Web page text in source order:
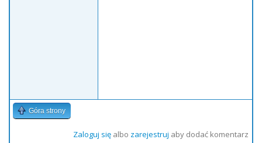
Góra strony
Zaloguj sięalbo zarejestruj aby dodać komentarz